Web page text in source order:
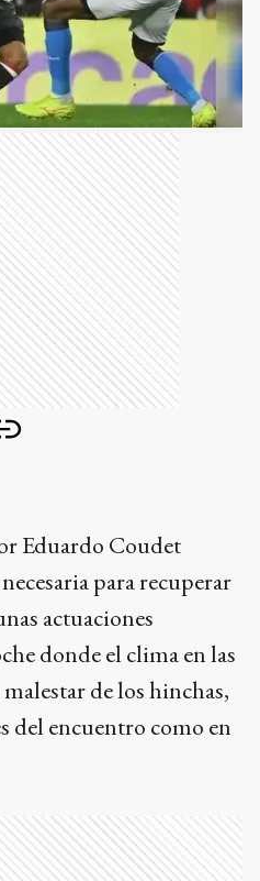
Eduardo Coudet
para recuperar
actuaciones
donde el clima en las
de los hinchas,
del encuentro como en